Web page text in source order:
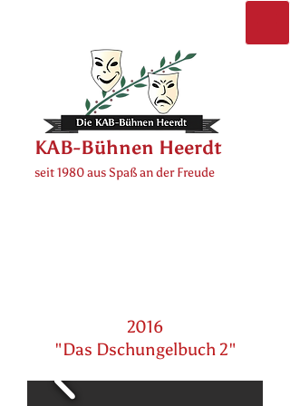
KAB-Bühnen Heerdt
seit 1980 aus Spaß an der Freude
2016
"Das Dschungelbuch 2"